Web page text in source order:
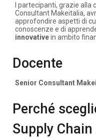
I partecipanti, grazie
Consultant Makeitalia,
approfondire aspetti di
conoscenze e di
innovativein ambito
Docente
Senior Consultant
Perché
Supply